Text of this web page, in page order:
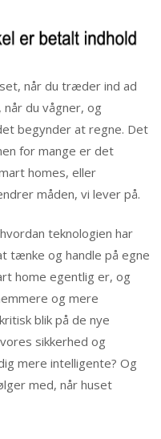
når du træder ind ad
du vågner, og
begynder at regne. Det
for mange er det
homes, eller
måden, vi lever på.
teknologien har
tænke og handle på egne
home egentlig er, og
og mere
blik på de nye
sikkerhed og
mere intelligente? Og
med, når huset